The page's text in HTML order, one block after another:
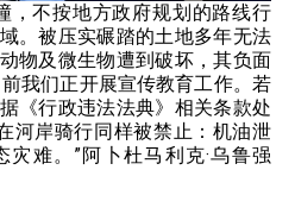
，不按地方政府规划的路线行
。被压实碾踏的土地多年无法
物及微生物遭到破坏，其负面
我们正开展宣传教育工作。若
《行政违法法典》相关条款处
河岸骑行同样被禁止：机油泄
难。”阿卜杜马利克·乌鲁强